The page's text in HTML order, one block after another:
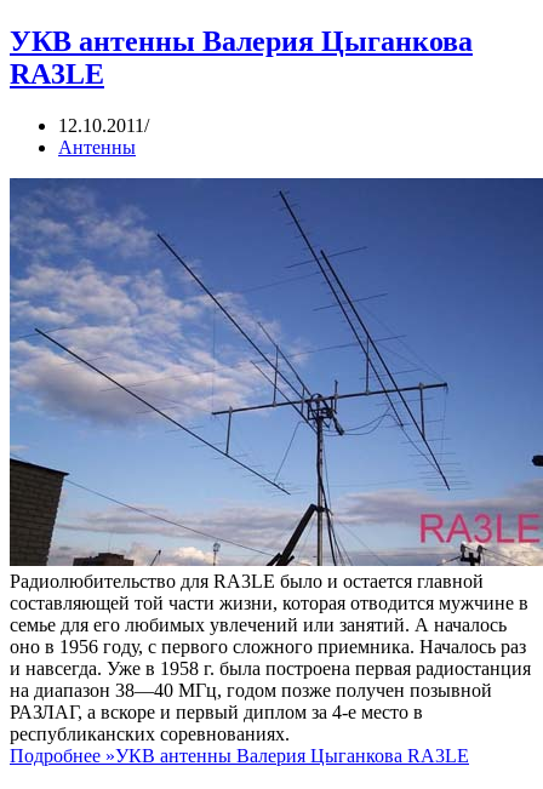
УКВ антенны Валерия Цыганкова
RA3LE
12.10.2011
Антенны
Радиолюбительство для RA3LE было и остается главной
составляющей той части жизни, которая отводится мужчине в
семье для его любимых увлечений или занятий. А началось
оно в 1956 году, с первого сложного приемника. Началось раз
и навсегда. Уже в 1958 г. была построена первая радиостанция
на диапазон 38—40 МГц, годом позже получен позывной
РАЗЛАГ, а вскоре и первый диплом за 4-е место в
республиканских соревнованиях.
Подробнее »УКВ антенны Валерия Цыганкова RA3LE